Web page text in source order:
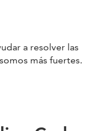
a resolver las
más fuertes.